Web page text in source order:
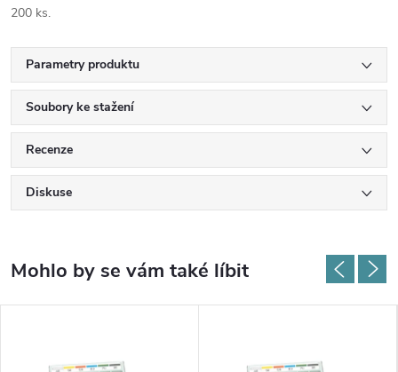
200 ks.
Parametry produktu
Soubory ke stažení
Recenze
Diskuse